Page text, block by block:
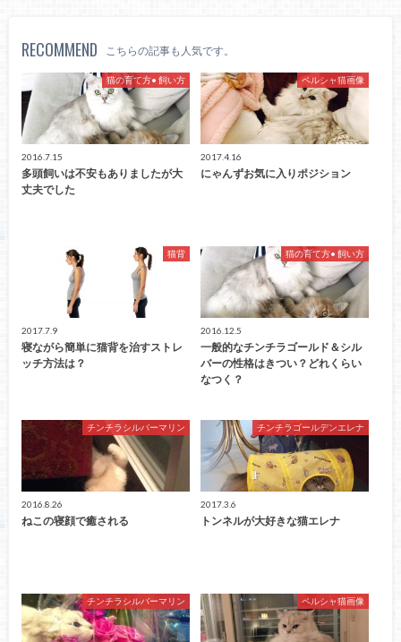
RECOMMEND こちらの記事も人気です。
猫の育て方• 飼い方
2016.7.15
多頭飼いは不安もありましたが大
丈夫でした
ペルシャ猫画像
2017.4.16
にゃんずお気に入りポジション
猫背
2017.7.9
寝ながら簡単に猫背を治すストレ
ッチ方法は？
猫の育て方• 飼い方
2016.12.5
一般的なチンチラゴールド＆シル
バーの性格はきつい？どれくらい
なつく？
チンチラシルバーマリン
2016.8.26
ねこの寝顔で癒される
チンチラゴールデンエレナ
2017.3.6
トンネルが大好きな猫エレナ
チンチラシルバーマリン ペルシャ猫画像